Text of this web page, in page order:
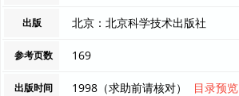
出版 北京：北京科学技术出版社
参考页数 169
出版时间 1998（求助前请核对） 目录预览